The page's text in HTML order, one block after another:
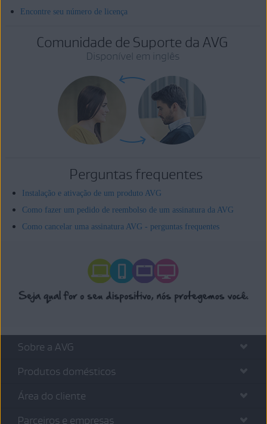
Encontre seu número de licença
Comunidade de Suporte da AVG
Disponível em inglês
Perguntas frequentes
Instalação e ativação de um produto AVG
Como fazer um pedido de reembolso de um assinatura da AVG
Como cancelar uma assinatura AVG - perguntas frequentes
Sobre a AVG
Produtos domésticos
Área do cliente
Parceiros e empresas